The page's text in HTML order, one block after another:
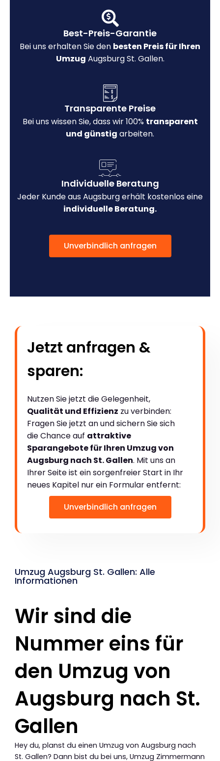
Best-Preis-Garantie
Bei uns erhalten Sie den besten Preis für Ihren
Umzug Augsburg St. Gallen.
Transparente Preise
Bei uns wissen Sie, dass wir 100% transparent
und günstig arbeiten.
Individuelle Beratung
Jeder Kunde aus Augsburg erhält kostenlos eine
individuelle Beratung.
Unverbindlich anfragen
Jetzt anfragen &
sparen:
Nutzen Sie jetzt die Gelegenheit,
Qualität und Effizienz zu verbinden:
Fragen Sie jetzt an und sichern Sie sich
die Chance auf attraktive
Sparangebote für Ihren Umzug von
Augsburg nach St. Gallen. Mit uns an
Ihrer Seite ist ein sorgenfreier Start in Ihr
neues Kapitel nur ein Formular entfernt:
Unverbindlich anfragen
Umzug Augsburg St. Gallen: Alle
Informationen
Wir sind die
Nummer eins für
den Umzug von
Augsburg nach St.
Gallen
Hey du, planst du einen Umzug von Augsburg nach
St. Gallen? Dann bist du bei uns, Umzug Zimmermann